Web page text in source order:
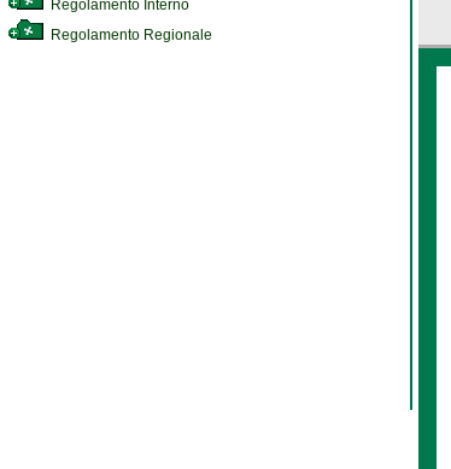
Regolamento Interno
Regolamento Regionale